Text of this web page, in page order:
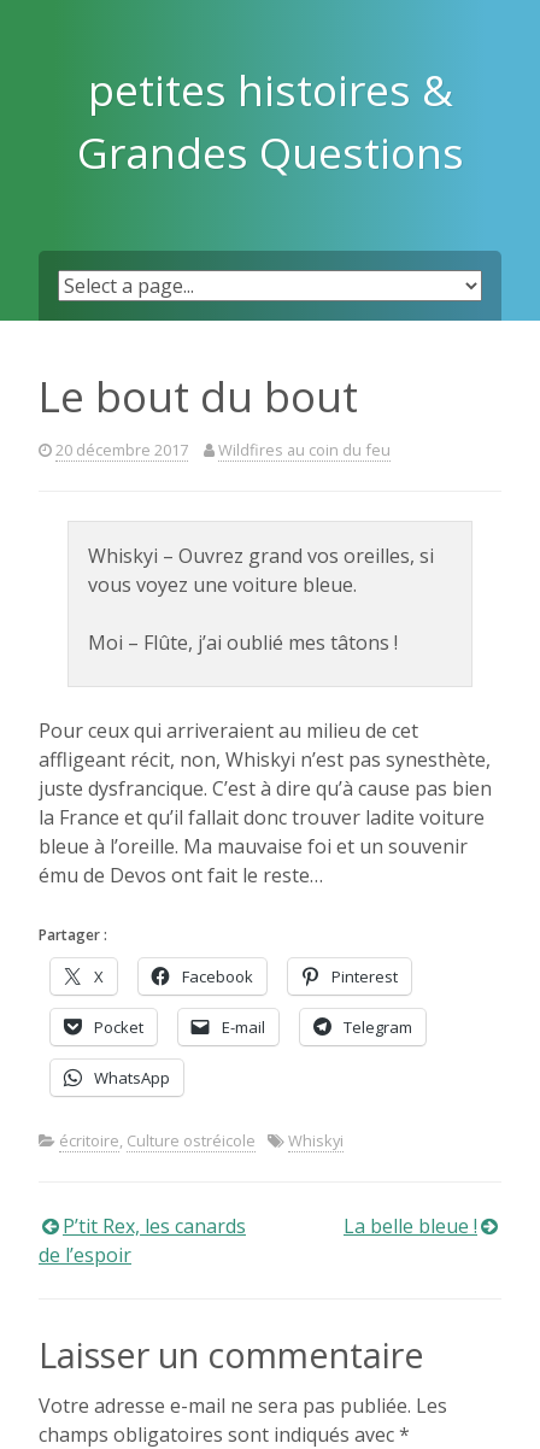
petites histoires &
Grandes Questions
Le bout du bout
20 décembre 2017 Wildfires au coin du feu
Whiskyi – Ouvrez grand vos oreilles, si
vous voyez une voiture bleue.
Moi – Flûte, j’ai oublié mes tâtons !
Pour ceux qui arriveraient au milieu de cet
affligeant récit, non, Whiskyi n’est pas synesthète,
juste dysfrancique. C’est à dire qu’à cause pas bien
la France et qu’il fallait donc trouver ladite voiture
bleue à l’oreille. Ma mauvaise foi et un souvenir
ému de Devos ont fait le reste…
Partager :
X Facebook Pinterest
Pocket E-mail Telegram
WhatsApp
écritoire, Culture ostréicole Whiskyi
Navigation
l’article
P’tit Rex, les canards
de l’espoir
La belle bleue !
Laisser un commentaire
Votre adresse e-mail ne sera pas publiée. Les
champs obligatoires sont indiqués avec*